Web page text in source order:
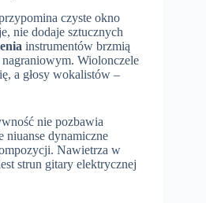
czyste okno
nie dodaje sztucznych
instrumentów brzmią
Wiolonczele
a głosy wokalistów –
nie pozbawia
dynamiczne
Nawietrza w
strun gitary elektrycznej